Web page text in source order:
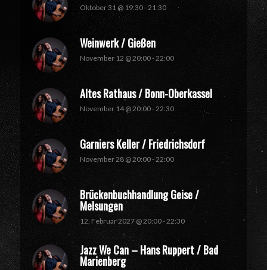
Oktober 31 @ 19:30-21:30
Weinwerk / Gießen
November 12 @ 20:00-22:00
Altes Rathaus / Bonn-Oberkassel
November 14 @ 20:00-22:30
Garniers Keller / Friedrichsdorf
November 28 @ 20:00-22:00
Brückenbuchhandlung Geise /
Melsungen
12. Februar 2027 @ 20:00-22:30
Jazz We Can – Hans Ruppert / Bad
Marienberg